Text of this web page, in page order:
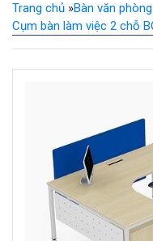
Trang chủ »Bàn văn phòng
Cụm bàn làm việc 2 chỗ